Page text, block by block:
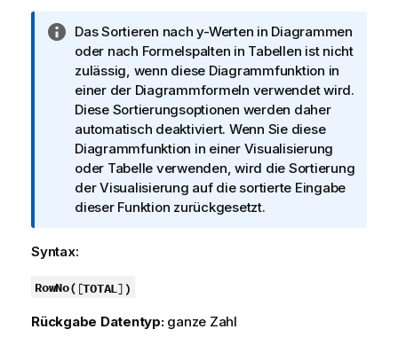
I
n
f
o
r
m
a
t
i
o
s
i
w
Das Sortieren nach y-Werten in Diagrammen
oder nach Formelspalten in Tabellen ist nicht
zulässig, wenn diese Diagrammfunktion in
einer der Diagrammformeln verwendet wird.
Diese Sortierungsoptionen werden daher
automatisch deaktiviert. Wenn Sie diese
Diagrammfunktion in einer Visualisierung
oder Tabelle verwenden, wird die Sortierung
der Visualisierung auf die sortierte Eingabe
dieser Funktion zurückgesetzt.
Syntax:
RowNo( [TOTAL ] )
Rückgabe Datentyp: ganze Zahl